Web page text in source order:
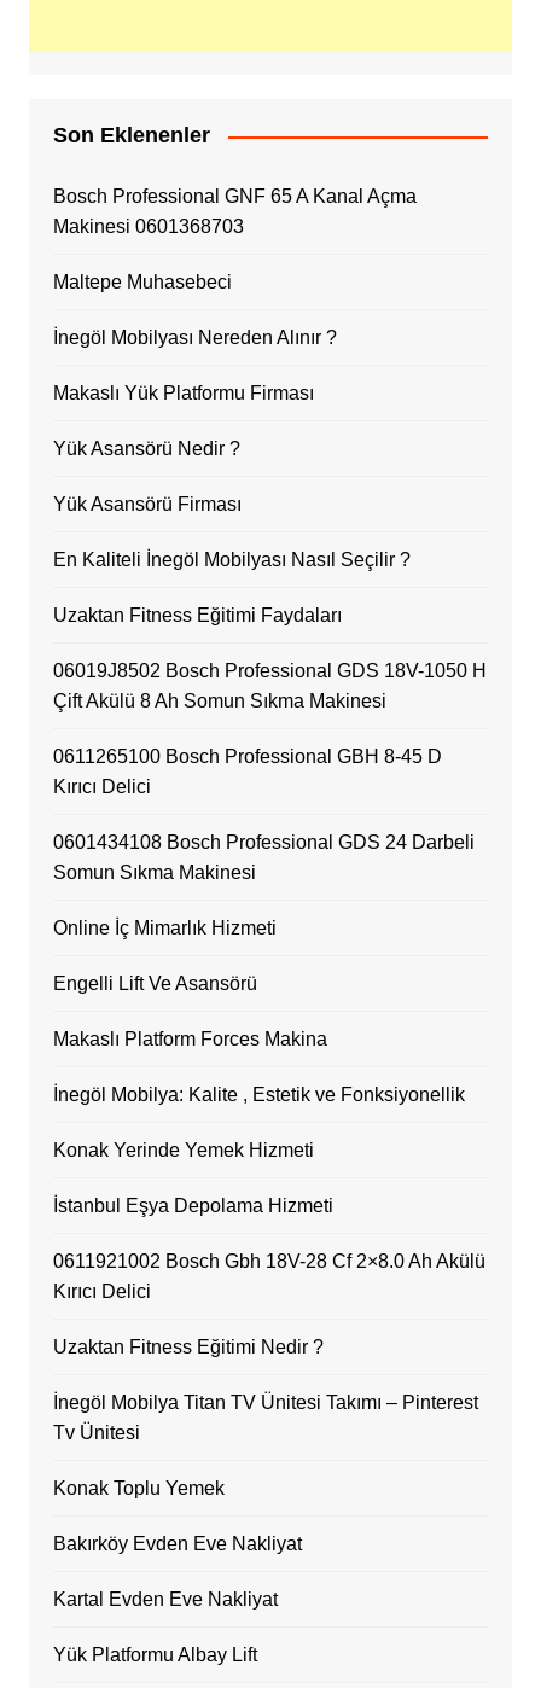
Son Eklenenler
Bosch Professional GNF 65 A Kanal Açma
Makinesi 0601368703
Maltepe Muhasebeci
İnegöl Mobilyası Nereden Alınır ?
Makaslı Yük Platformu Firması
Yük Asansörü Nedir ?
Yük Asansörü Firması
En Kaliteli İnegöl Mobilyası Nasıl Seçilir ?
Uzaktan Fitness Eğitimi Faydaları
06019J8502 Bosch Professional GDS 18V-1050 H
Çift Akülü 8 Ah Somun Sıkma Makinesi
0611265100 Bosch Professional GBH 8-45 D
Kırıcı Delici
0601434108 Bosch Professional GDS 24 Darbeli
Somun Sıkma Makinesi
Online İç Mimarlık Hizmeti
Engelli Lift Ve Asansörü
Makaslı Platform Forces Makina
İnegöl Mobilya: Kalite , Estetik ve Fonksiyonellik
Konak Yerinde Yemek Hizmeti
İstanbul Eşya Depolama Hizmeti
0611921002 Bosch Gbh 18V-28 Cf 2×8.0 Ah Akülü
Kırıcı Delici
Uzaktan Fitness Eğitimi Nedir ?
İnegöl Mobilya Titan TV Ünitesi Takımı – Pinterest
Tv Ünitesi
Konak Toplu Yemek
Bakırköy Evden Eve Nakliyat
Kartal Evden Eve Nakliyat
Yük Platformu Albay Lift